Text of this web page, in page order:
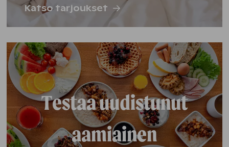
Katso tarjoukset
Testaa uudistunut
aamiainen